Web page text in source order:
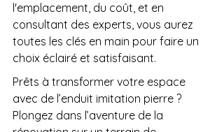
l'emplacement, du coût, et en
consultant des experts, vous aurez
toutes les clés en main pour faire un
choix éclairé et satisfaisant.
Prêts à transformer votre espace
avec de l’enduit imitation pierre ?
Plongez dans l’aventure de la